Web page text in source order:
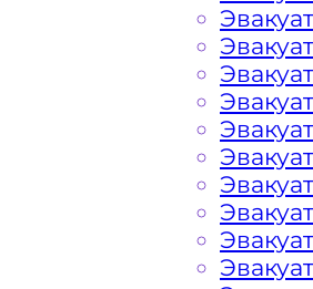
Расчет стоимости
каждом конкретном
готова порадовать
На стоимость
Габариты, вес и